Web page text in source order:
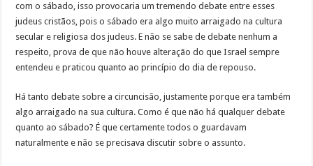
com o sábado, isso provocaria um tremendo debate entre esses
judeus cristãos, pois o sábado era algo muito arraigado na cultura
secular e religiosa dos judeus. E não se sabe de debate nenhum a
respeito, prova de que não houve alteração do que Israel sempre
entendeu e praticou quanto ao princípio do dia de repouso.
Há tanto debate sobre a circuncisão, justamente porque era também
algo arraigado na sua cultura. Como é que não há qualquer debate
quanto ao sábado? É que certamente todos o guardavam
naturalmente e não se precisava discutir sobre o assunto.